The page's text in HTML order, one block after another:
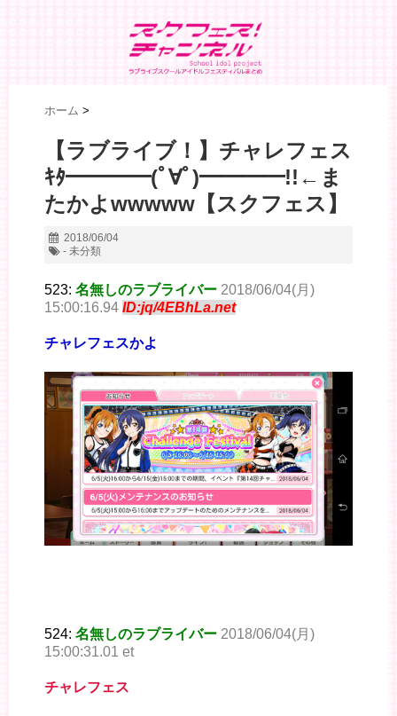
ホーム >
【ラブライブ！】チャレフェス
ｷﾀ━━━━(ﾟ∀ﾟ)━━━━!!←ま
たかよwwwww【スクフェス】
2018/06/04
- 未分類
523: 名無しのラブライバー 2018/06/04(月)
15:00:16.94 ID:jq/4EBhLa.net
チャレフェスかよ
524: 名無しのラブライバー 2018/06/04(月)
15:00:31.01 et
チャレフェス